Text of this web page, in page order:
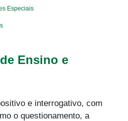
Ensino e
e interrogativo, com
o questionamento, a
Especiais